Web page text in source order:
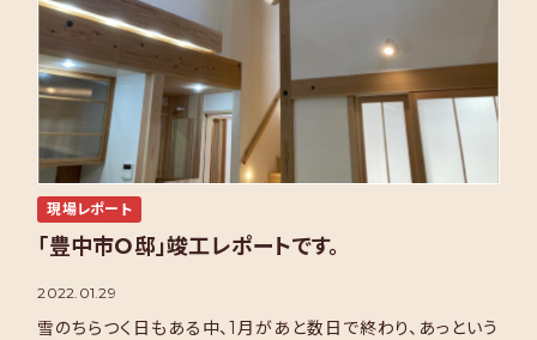
現場レポート
「豊中市O邸」竣工レポートです。
2022.01.29
雪のちらつく日もある中、1月があと数日で終わり、あっという